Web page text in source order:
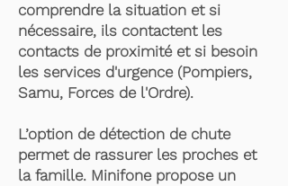
comprendre la situation et si
nécessaire, ils contactent les
contacts de proximité et si besoin
les services d'urgence (Pompiers,
Samu, Forces de l'Ordre).
L’option de détection de chute
permet de rassurer les proches et
la famille. Minifone propose un